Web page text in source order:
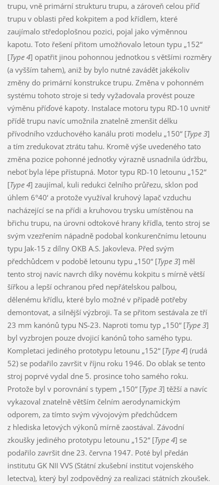
trupu, vně primární strukturu trupu, a zároveň celou příď
trupu v oblasti před kokpitem a pod křídlem, které
zaujímalo středoplošnou pozici, pojal jako výměnnou
kapotu. Toto řešení přitom umožňovalo letoun typu „152“
[Type 4] opatřit jinou pohonnou jednotkou s většími rozměry
(a vyšším tahem), aniž by bylo nutné zavádět jakékoliv
změny do primární konstrukce trupu. Změna v pohonném
systému tohoto stroje si tedy vyžadovala provést pouze
výměnu příďové kapoty. Instalace motoru typu RD-10 uvnitř
přídě trupu navíc umožnila znatelně zmenšit délku
přívodního vzduchového kanálu proti modelu „150“ [Type 3]
a tím zredukovat ztrátu tahu. Kromě výše uvedeného tato
změna pozice pohonné jednotky výrazně usnadnila údržbu,
neboť byla lépe přístupná. Motor typu RD-10 letounu „152“
[Type 4] zaujímal, kuli redukci čelního průřezu, sklon pod
úhlem 6°40‘ a protože využíval kruhový lapač vzduchu
nacházející se na přídi a kruhovou trysku umístěnou na
břichu trupu, na úrovni odtokové hrany křídla, tento stroj se
svým vzezřením nápadně podobal konkurenčnímu letounu
typu Jak-15 z dílny OKB A.S. Jakovleva. Před svým
předchůdcem v podobě letounu typu „150“ [Type 3] měl
tento stroj navíc navrch díky novému kokpitu s mírně větší
šířkou a lepší ochranou před nepřátelskou palbou,
dělenému křídlu, které bylo možné v případě potřeby
demontovat, a silnější výzbroji. Ta se přitom sestávala ze tří
23 mm kanónů typu NS-23. Naproti tomu typ „150“ [Type 3]
byl vyzbrojen pouze dvojicí kanónů toho samého typu.
Kompletaci jediného prototypu letounu „152“ [Type 4] (rudá
52) se podařilo završit v říjnu roku 1946. Do oblak se tento
stroj poprvé vydal dne 5. prosince toho samého roku.
Protože byl v porovnání s typem „150“ [Type 3] těžší a navíc
vykazoval znatelně větším čelním aerodynamickým
odporem, za tímto svým vývojovým předchůdcem
z hlediska letových výkonů mírně zaostával. Závodní
zkoušky jediného prototypu letounu „152“ [Type 4] se
podařilo završit dne 23. června 1947. Poté byl předán
institutu GK NII VVS (Státní zkušební institut vojenského
letectva), který byl zodpovědný za realizaci státních zkoušek.